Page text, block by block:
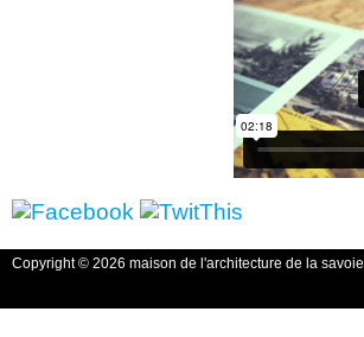
Copyright © 2026 maison de l'architecture de la savoie